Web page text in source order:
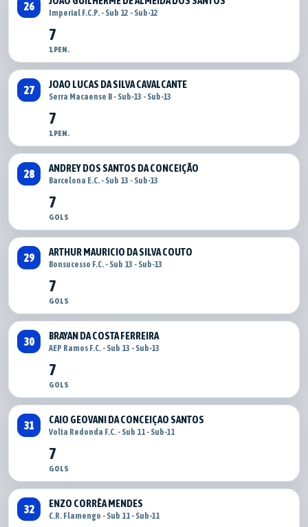
26
Imperial F.C.P. - Sub 12 - Sub-12
7
1 PEN.
27 JOAO LUCAS DA SILVA CAVALCANTE
Serra Macaense B - Sub-13 - Sub-13
7
1 PEN.
28 ANDREY DOS SANTOS DA CONCEIÇÃO
Barcelona E.C. - Sub 13 - Sub-13
7
GOLS
29 ARTHUR MAURICIO DA SILVA COUTO
Bonsucesso F.C. - Sub 13 - Sub-13
7
GOLS
30 BRAYAN DA COSTA FERREIRA
AEP Ramos F.C. - Sub 13 - Sub-13
7
GOLS
31 CAIO GEOVANI DA CONCEIÇAO SANTOS
Volta Redonda F.C. - Sub 11 - Sub-11
7
GOLS
32 ENZO CORRÊA MENDES
C.R. Flamengo - Sub 11 - Sub-11